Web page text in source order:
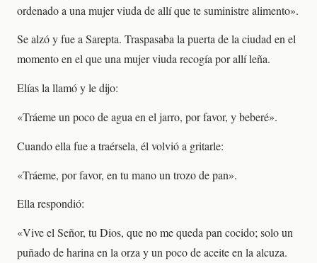
ordenado a una mujer viuda de allí que te suministre alimento».
Se alzó y fue a Sarepta. Traspasaba la puerta de la ciudad en el
momento en el que una mujer viuda recogía por allí leña.
Elías la llamó y le dijo:
«Tráeme un poco de agua en el jarro, por favor, y beberé».
Cuando ella fue a traérsela, él volvió a gritarle:
«Tráeme, por favor, en tu mano un trozo de pan».
Ella respondió:
«Vive el Señor, tu Dios, que no me queda pan cocido; solo un
puñado de harina en la orza y un poco de aceite en la alcuza.